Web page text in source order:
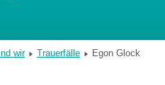
wir Trauerfälle Egon Glock